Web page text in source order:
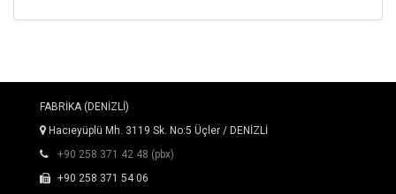
FABRİKA (DENİZLİ)
Hacıeyüplü Mh. 3119 Sk. No:5 Üçler / DENİZLİ
+90 258 371 42 48 (pbx)
+90 258 371 54 06